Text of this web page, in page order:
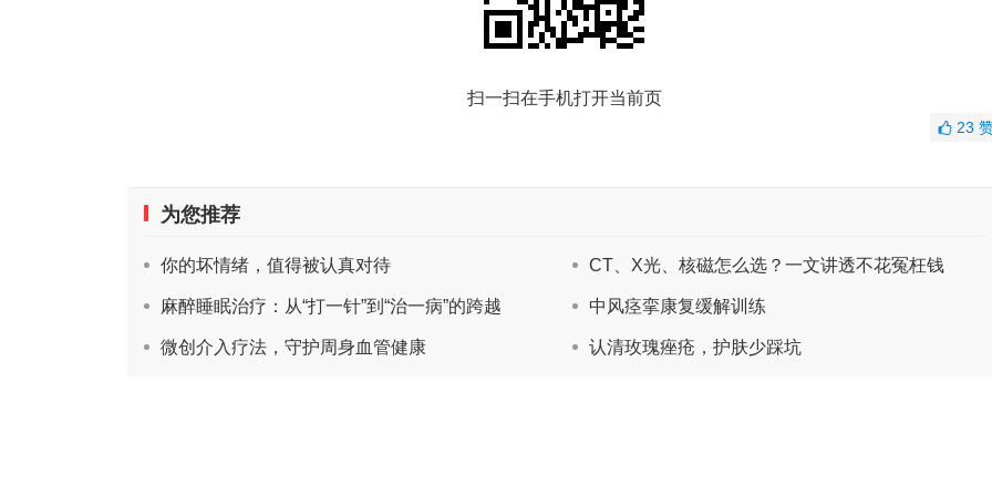
扫一扫在手机打开当前页
23
为您推荐
你的坏情绪，值得被认真对待 CT、X光、核磁怎么选？一文讲透不花冤枉钱
麻醉睡眠治疗：从“打一针”到“治一病”的跨越 中风痉挛康复缓解训练
微创介入疗法，守护周身血管健康 认清玫瑰痤疮，护肤少踩坑